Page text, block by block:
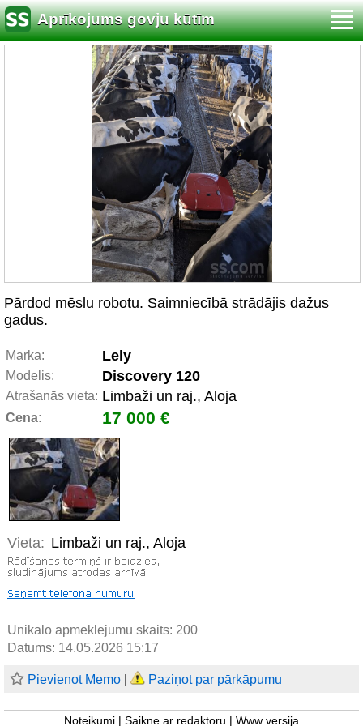
Aprīkojums govju kūtīm
Pārdod mēslu robotu. Saimniecībā strādājis dažus
gadus.
Marka: Lely
Modelis: Discovery 120
Atrašanās vieta: Limbaži un raj., Aloja
Cena: 17 000 €
Vieta: Limbaži un raj., Aloja
Unikālo apmeklējumu skaits: 200
Datums: 14.05.2026 15:17
Pievienot Memo Paziņot par pārkāpumu
Noteikumi Saikne ar redaktoru Www versija